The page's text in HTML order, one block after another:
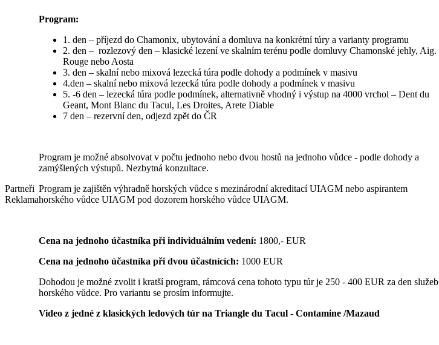
Partneři
Reklama
Program:
1. den – příjezd do Chamonix, ubytování a domluva na konkrétní túry a varianty programu
2. den – rozlezový den – klasické lezení ve skalním terénu podle domluvy Chamonské jehly, Aig.
Rouge nebo Aosta
3. den – skalní nebo mixová lezecká túra podle dohody a podmínek v masivu
4.den – skalní nebo mixová lezecká túra podle dohody a podmínek v masivu
5. -6 den – lezecká túra podle podmínek, alternativně vhodný i výstup na 4000 vrchol – Dent du
Geant, Mont Blanc du Tacul, Les Droites, Arete Diable
7 den – rezervní den, odjezd zpět do ČR
Program je možné absolvovat v počtu jednoho nebo dvou hostů na jednoho vůdce - podle dohody a
zamýšlených výstupů. Nezbytná konzultace.
Program je zajištěn výhradně horských vůdce s mezinárodní akreditací UIAGM nebo aspirantem
horského vůdce UIAGM pod dozorem horského vůdce UIAGM.
Cena na jednoho účastníka při individuálním vedení: 1800,- EUR
Cena na jednoho účastníka při dvou účastnících: 1000 EUR
Dohodou je možné zvolit i kratší program, rámcová cena tohoto typu túr je 250 - 400 EUR za den služeb
horského vůdce. Pro variantu se prosím informujte.
Video z jedné z klasických ledových túr na Triangle du Tacul - Contamine /Mazaud